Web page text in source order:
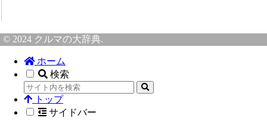
© 2024 クルマの大辞典.
ホーム
検索
トップ
サイドバー